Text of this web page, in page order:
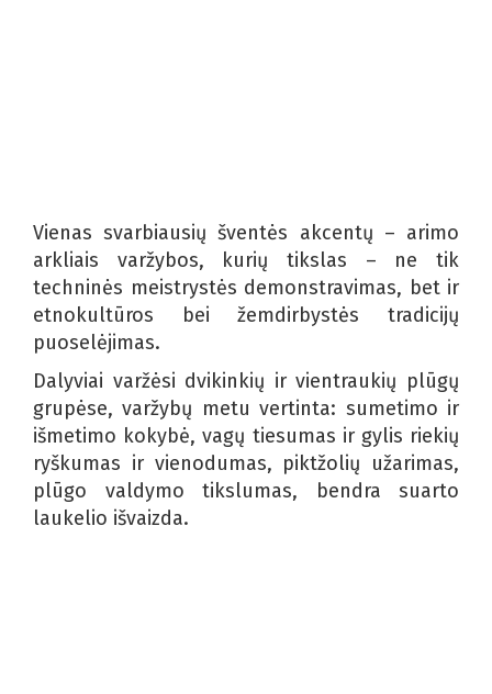
Vienas svarbiausių šventės akcentų – arimo
arkliais varžybos, kurių tikslas – ne tik
techninės meistrystės demonstravimas, bet ir
etnokultūros bei žemdirbystės tradicijų
puoselėjimas.
Dalyviai varžėsi dvikinkių ir vientraukių plūgų
grupėse, varžybų metu vertinta: sumetimo ir
išmetimo kokybė, vagų tiesumas ir gylis riekių
ryškumas ir vienodumas, piktžolių užarimas,
plūgo valdymo tikslumas, bendra suarto
laukelio išvaizda.